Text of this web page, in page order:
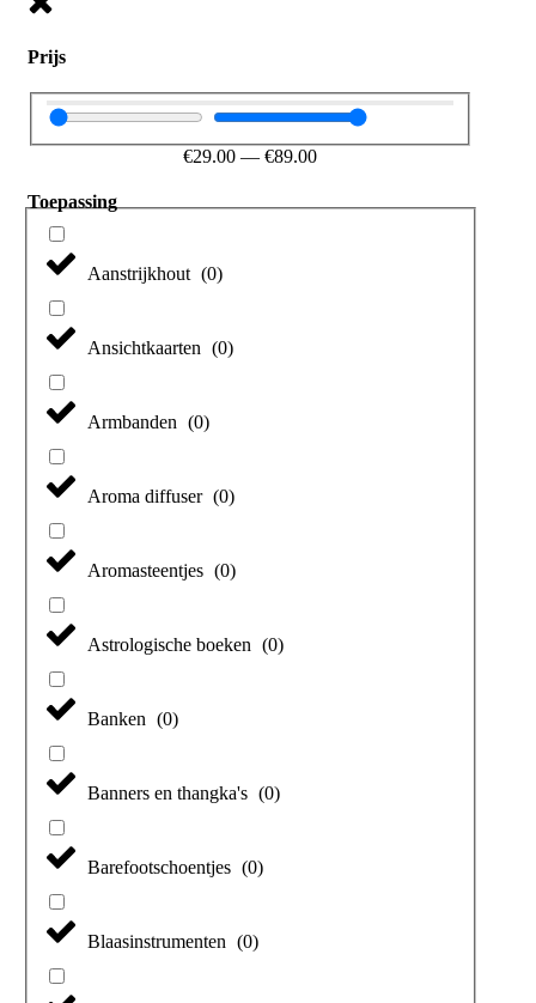
Prijs
€29.00 — €89.00
Toepassing
Aanstrijkhout (0)
Ansichtkaarten (0)
Armbanden (0)
Aroma diffuser (0)
Aromasteentjes (0)
Astrologische boeken (0)
Banken (0)
Banners en thangka's (0)
Barefootschoentjes (0)
Blaasinstrumenten (0)